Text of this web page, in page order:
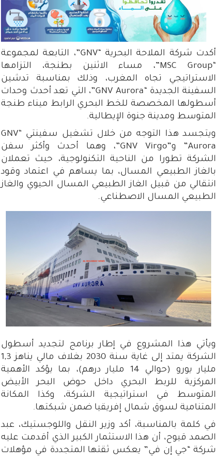
أكدت شركة الملاحة البحرية “GNV”، التابعة لمجموعة
“MSC Group”، مساء الاثنين بطنجة، التزامها
الاستراتيجي تجاه المغرب، وذلك بمناسبة تدشين
السفينة الجديدة “GNV Aurora”، التي تعد أحدث وحدات
أسطولها المخصصة للخط البحري الرابط ميناء طنجة
المتوسط ومدينة جنوة الإيطالية.
ويتجسد هذا التوجه من خلال تشغيل سفينتي “GNV
Aurora” و”GNV Virgo”، وهما أحدث وأكثر سفن
الشركة تطورا من الناحية التكنولوجية، حيث تعملان
بالغاز الطبيعي المسال، بما يساهم في اعتماد وقود
انتقالي من قبيل الغاز الطبيعي المسال الحيوي والغاز
الطبيعي المسال الاصطناعي.
ويأتي هذا المشروع في إطار برنامج لتجديد أسطول
الشركة يمتد إلى غاية سنة 2030 بغلاف مالي يناهز 1,3
مليار يورو (حوالي 14 مليار درهم)، بما يؤكد الأهمية
المركزية للربط البحري داخل حوض البحر الأبيض
المتوسط في استراتيجية الشركة، وكذا المكانة
المتنامية لسوق شمال إفريقيا ضمن شبكتها.
في كلمة بالمناسبة، أكد وزير النقل واللوجستيك، عبد
الصمد قيوح، أن هذا الاستثمار الكبير الذي أقدمت عليه
شركة “جي إن في” يعكس ثقتها المتجددة في مؤهلات